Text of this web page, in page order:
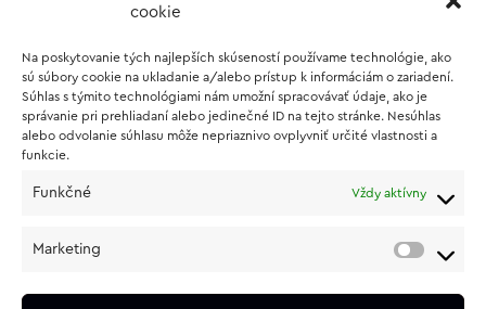
cookie
Na poskytovanie tých najlepších skúseností používame technológie, ako
sú súbory cookie na ukladanie a/alebo prístup k informáciám o zariadení.
Súhlas s týmito technológiami nám umožní spracovávať údaje, ako je
správanie pri prehliadaní alebo jedinečné ID na tejto stránke. Nesúhlas
alebo odvolanie súhlasu môže nepriaznivo ovplyvniť určité vlastnosti a
funkcie.
Funkčné Vždy aktívny
Marketing
Vernostný program
O NÁKUPE
Vrátenie a reklamácia tovaru